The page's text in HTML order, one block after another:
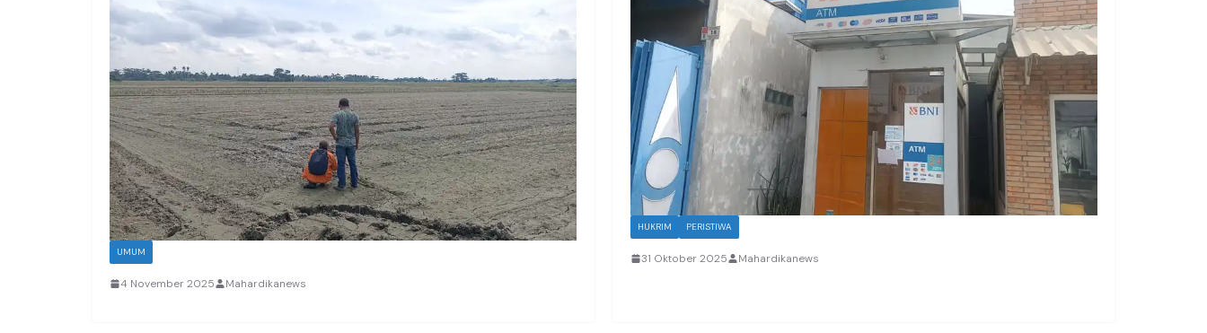
UMUM
4 November 2025 Mahardikanews
HUKRIM PERISTIWA
31 Oktober 2025 Mahardikanews